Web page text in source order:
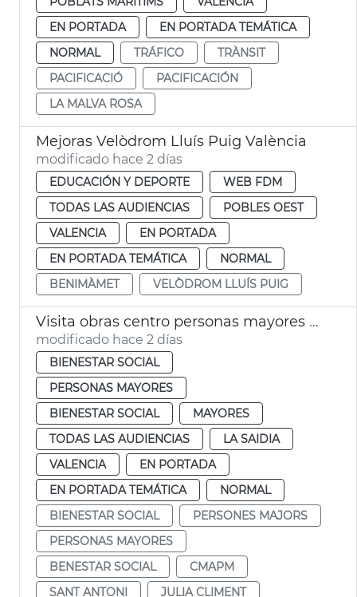
EN PORTADA
EN PORTADA TEMÁTICA
NORMAL
TRÁFICO
TRÀNSIT
PACIFICACIÓ
PACIFICACIÓN
LA MALVA ROSA
Mejoras Velòdrom Lluís Puig València
modificado hace 2 días
EDUCACIÓN Y DEPORTE
WEB FDM
TODAS LAS AUDIENCIAS
POBLES OEST
VALENCIA
EN PORTADA
EN PORTADA TEMÁTICA
NORMAL
BENIMÀMET
VELÒDROM LLUÍS PUIG
Visita obras centro personas mayores Sant Antoni València
modificado hace 2 días
BIENESTAR SOCIAL
PERSONAS MAYORES
BIENESTAR SOCIAL
MAYORES
TODAS LAS AUDIENCIAS
LA SAIDIA
VALENCIA
EN PORTADA
EN PORTADA TEMÁTICA
NORMAL
BIENESTAR SOCIAL
PERSONES MAJORS
PERSONAS MAYORES
BENESTAR SOCIAL
CMAPM
SANT ANTONI
JULIA CLIMENT